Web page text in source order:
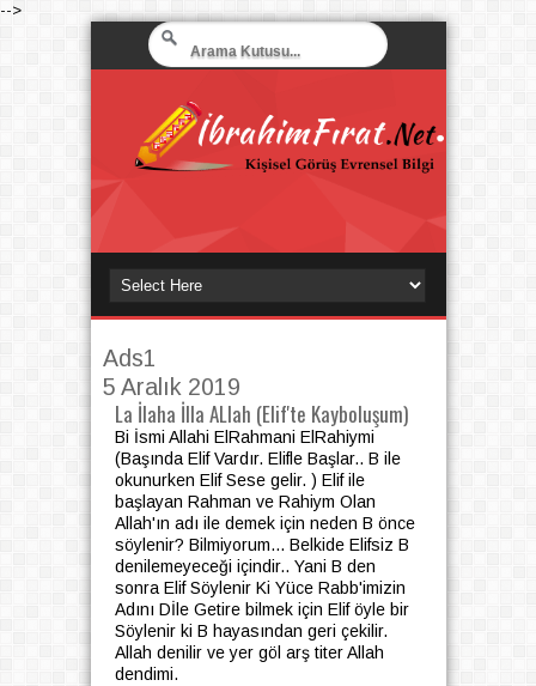
-->
Ads1
5 Aralık 2019
La İlaha İlla ALlah (Elif'te Kayboluşum)
Bi İsmi Allahi ElRahmani ElRahiymi
(Başında Elif Vardır. Elifle Başlar.. B ile
okunurken Elif Sese gelir. ) Elif ile
başlayan Rahman ve Rahiym Olan
Allah'ın adı ile demek için neden B önce
söylenir? Bilmiyorum... Belkide Elifsiz B
denilemeyeceği içindir.. Yani B den
sonra Elif Söylenir Ki Yüce Rabb'imizin
Adını Dİle Getire bilmek için Elif öyle bir
Söylenir ki B hayasından geri çekilir.
Allah denilir ve yer göl arş titer Allah
dendimi.